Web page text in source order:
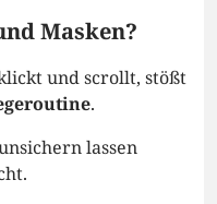
Masken?
und scrollt, stößt
.
lassen